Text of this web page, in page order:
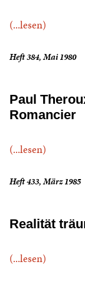
(...lesen)
Heft 384, Mai 1980
Paul
Romancier
(...lesen)
Heft 433, März 1985
Realität
(...lesen)